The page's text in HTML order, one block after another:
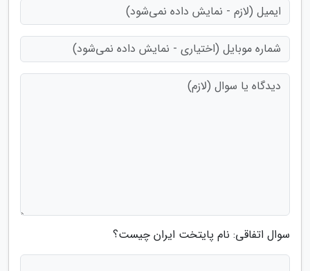
سوال اتفاقی: نام پایتخت ایران چیست؟